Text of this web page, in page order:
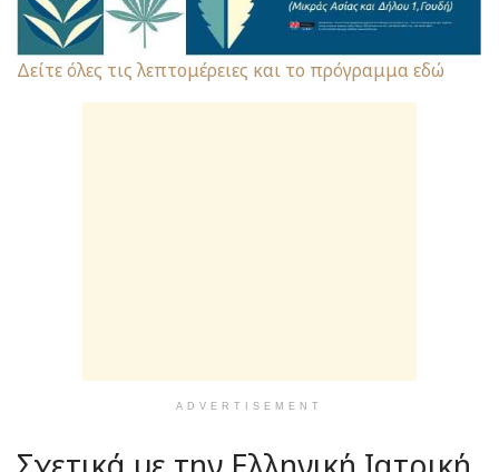
Δείτε όλες τις λεπτομέρειες και το πρόγραμμα εδώ
ADVERTISEMENT